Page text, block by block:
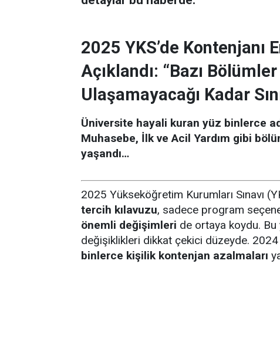
2025 YKS’de Kontenjanı
Açıklandı: “Bazı
Ulaşamayacağı Kadar
Üniversite hayali kuran yüz binlerce
Muhasebe, İlk ve Acil Yardım gibi
yaşandı…
2025 Yükseköğretim Kurumları Sınavı
tercih kılavuzu, sadece program
önemli değişimleri de ortaya koydu. Bu
değişiklikleri dikkat çekici düzeyde.
binlerce kişilik kontenjan azalmaları